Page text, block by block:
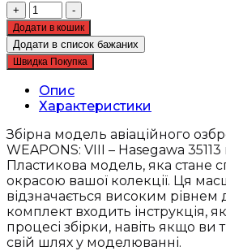
+
Збірна
модель
авіаційного
озброєння
-
AIRCRAFT
WEAPONS:
VIII
-
Hasegawa
35113
кількість
-
Додати в кошик
Додати в список бажаних
Швидка Покупка
Опис
Характеристики
Збірна модель авіаційного
WEAPONS: VIII – Hasegawa 35113
Пластикова модель, яка стане
окрасою вашої колекції. Ця
відзначається високим рівнем
комплект входить інструкція,
процесі збірки, навіть якщо ви
свій шлях у моделюванні.